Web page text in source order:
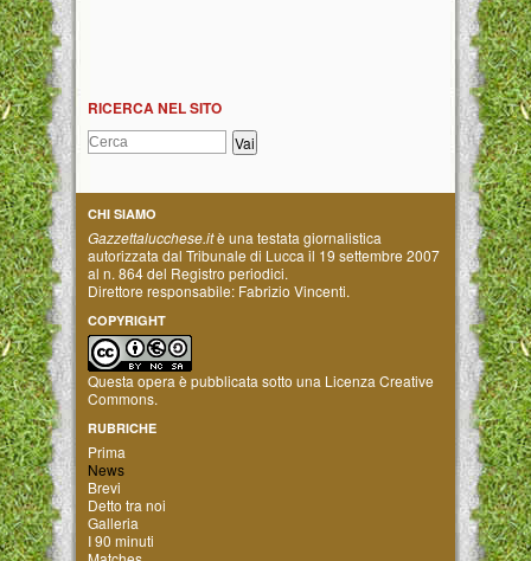
RICERCA NEL SITO
CHI SIAMO
Gazzettalucchese.itè una testata giornalistica
autorizzata dal Tribunale di Lucca il 19 settembre 2007
al n. 864 del Registro periodici.
Direttore responsabile: Fabrizio Vincenti.
COPYRIGHT
Questa opera è pubblicata sotto una Licenza Creative
Commons.
RUBRICHE
Prima
News
Brevi
Detto tra noi
Galleria
I 90 minuti